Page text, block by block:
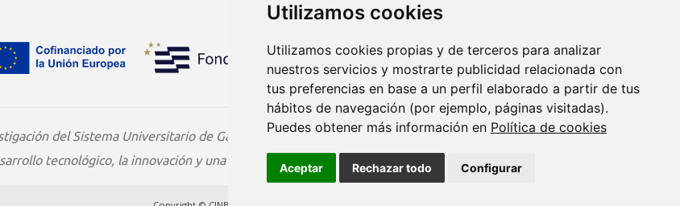
Utilizamos cookies
Utilizamos cookies propias y de terceros para analizar
nuestros servicios y mostrarte publicidad relacionada con
tus preferencias en base a un perfil elaborado a partir de tus
hábitos de navegación (por ejemplo, páginas visitadas).
Puedes obtener más información en Política de cookies
Aceptar Rechazar todo Configurar
del Sistema Universitario de Galicia (ED431G/2023/06)
tecnológico, la innovación y una investigación de calidad.